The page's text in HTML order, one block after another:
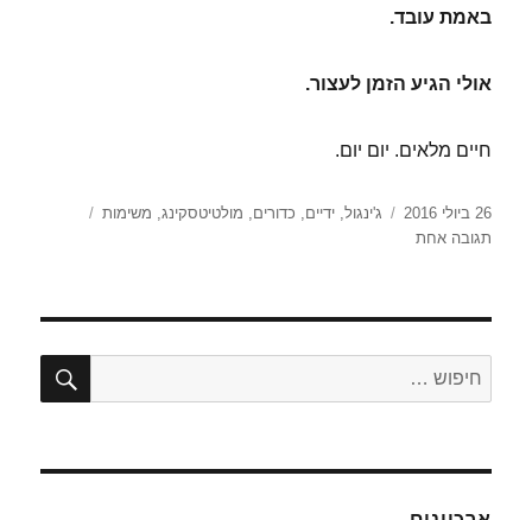
באמת עובד.
אולי הגיע הזמן לעצור.
חיים מלאים. יום יום.
פורסם
בתאריך
26 ביולי 2016 תגיות
ג'ינגול,ידיים, כדורים, מולטיטסקינג, משימות
תגובה אחתעל
וכדורים
חפש: